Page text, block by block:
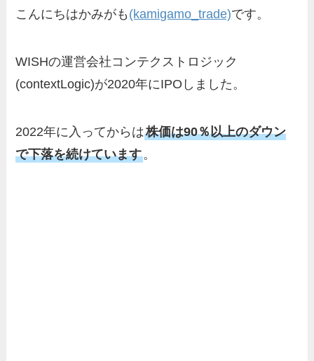
こんにちはかみがも (kamigamo_trade)です。
WISHの運営会社コンテクストロジック
(contextLogic)が2020年にIPOしました。
2022年に入ってからは株価は90％以上のダウン
で下落を続けています。